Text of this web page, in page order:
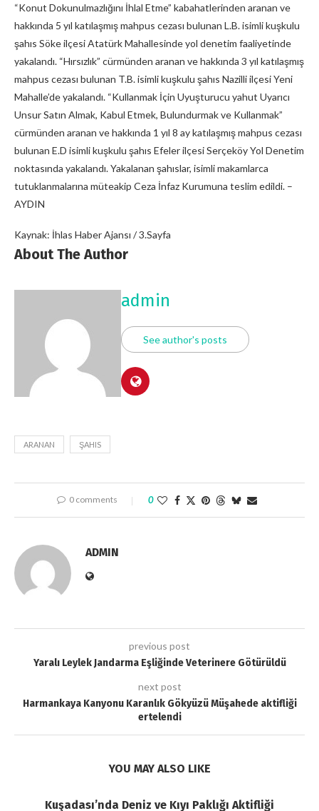
“Konut Dokunulmazlığını İhlal Etme” kabahatlerinden aranan ve
hakkında 5 yıl katılaşmış mahpus cezası bulunan L.B. isimli kuşkulu
şahıs Söke ilçesi Atatürk Mahallesinde yol denetim faaliyetinde
yakalandı. “Hırsızlık” cürmünden aranan ve hakkında 3 yıl katılaşmış
mahpus cezası bulunan T.B. isimli kuşkulu şahıs Nazilli ilçesi Yeni
Mahalle’de yakalandı. “Kullanmak İçin Uyuşturucu yahut Uyarıcı
Unsur Satın Almak, Kabul Etmek, Bulundurmak ve Kullanmak”
cürmünden aranan ve hakkında 1 yıl 8 ay katılaşmış mahpus cezası
bulunan E.D isimli kuşkulu şahıs Efeler ilçesi Serçeköy Yol Denetim
noktasında yakalandı. Yakalanan şahıslar, isimli makamlarca
tutuklanmalarına müteakip Ceza İnfaz Kurumuna teslim edildi. –
AYDIN
Kaynak: İhlas Haber Ajansı / 3.Sayfa
About The Author
admin
See author's posts
ARANAN ŞAHIS
0 comments 0
ADMIN
previous post
Yaralı Leylek Jandarma Eşliğinde Veterinere Götürüldü
next post
Harmankaya Kanyonu Karanlık Gökyüzü Müşahede aktifliği
ertelendi
YOU MAY ALSO LIKE
Kuşadası’nda Deniz ve Kıyı Paklığı Aktifliği